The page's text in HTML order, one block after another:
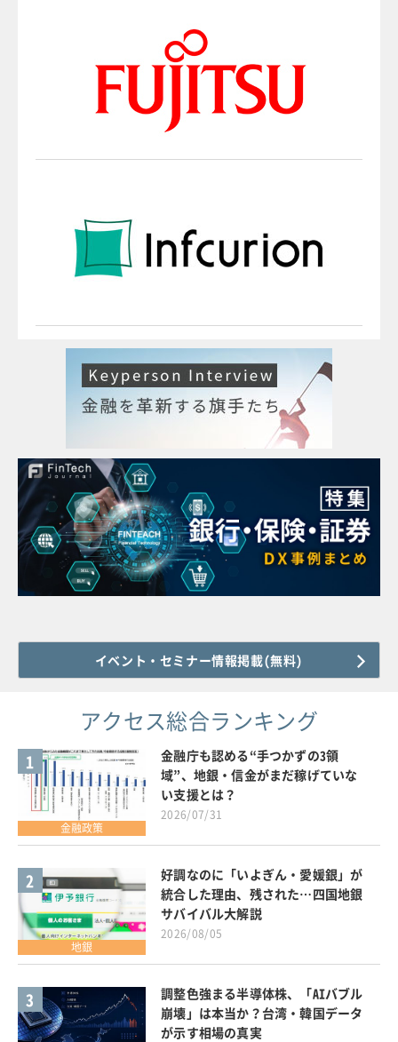
イベント・セミナー情報掲載(無料)
アクセス総合ランキング
1
金融政策
金融庁も認める“手つかずの3領
域”、地銀・信金がまだ稼げていな
い支援とは？
2026/07/31
2
地銀
好調なのに「いよぎん・愛媛銀」が
統合した理由、残された…四国地銀
サバイバル大解説
2026/08/05
3
調整色強まる半導体株、「AIバブル
崩壊」は本当か？台湾・韓国データ
が示す相場の真実